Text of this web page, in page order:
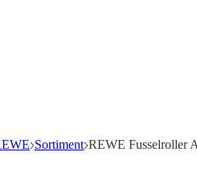
Sortiment REWE Fusselroller